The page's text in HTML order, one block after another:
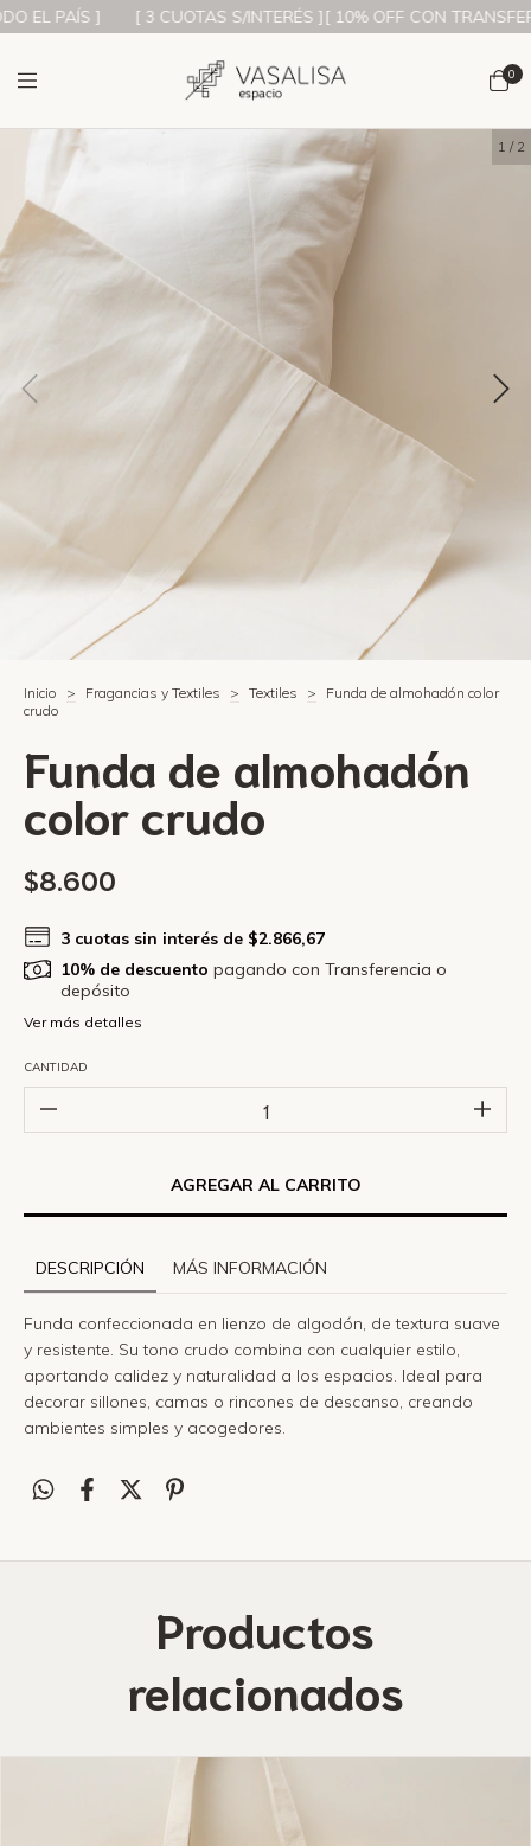
EL PAÍS ] [ 3 CUOTAS S/INTERÉS ][ 10% OFF CON
0
1 / 2
Inicio > Fragancias y Textiles > Textiles >
Funda de almohadón color
crudo
Funda de almohadón
color crudo
$8.600
3 cuotas sin interés de $2.866,67
10% de descuento pagando con Transferencia o
depósito
Ver más detalles
CANTIDAD
DESCRIPCIÓN MÁS INFORMACIÓN
Funda confeccionada en lienzo de algodón, de textura suave
y resistente. Su tono crudo combina con cualquier estilo,
aportando calidez y naturalidad a los espacios. Ideal para
decorar sillones, camas o rincones de descanso, creando
ambientes simples y acogedores.
Productos
relacionados